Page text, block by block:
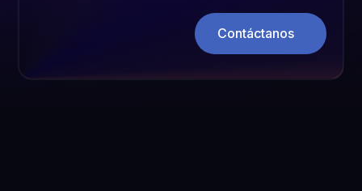
Contáctanos